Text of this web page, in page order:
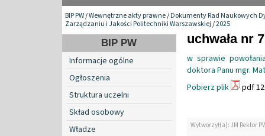
BIP PW/Wewnętrzne akty prawne/Dokumenty Rad Naukowych
Zarządzaniu i Jakości Politechniki Warszawskiej/2025
BIP PW
Informacje ogólne
Ogłoszenia
Struktura uczelni
Skład osobowy
Władze
uchwała nr
w sprawie
doktora Panu mgr.
Pobierz plik
pdf
Wytworzył(a): JM Rektor